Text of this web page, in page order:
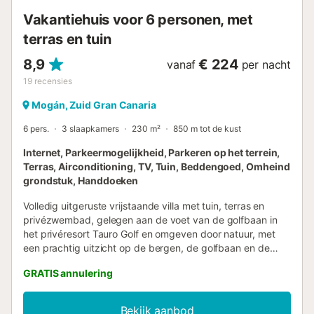
Vakantiehuis voor 6 personen, met
terras en tuin
8,9
19 recensies
vanaf € 224 per nacht
Mogán, Zuid Gran Canaria
6 pers. 3 slaapkamers 230 m² 850 m tot de kust
Internet, Parkeermogelijkheid, Parkeren op het terrein,
Terras, Airconditioning, TV, Tuin, Beddengoed, Omheind
grondstuk, Handdoeken
Volledig uitgeruste vrijstaande villa met tuin, terras en
privézwembad, gelegen aan de voet van de golfbaan in
het privéresort Tauro Golf en omgeven door natuur, met
een prachtig uitzicht op de bergen, de golfbaan en de
in het zuidwesten van Gran Canaria, uitgeroepen tot een
van de beste klimaten ter wereld. Gelegen in een van de
beste gebieden van het eiland, met 3 prachtige golfbanen,
GRATIS annulering
Bekijk aanbod